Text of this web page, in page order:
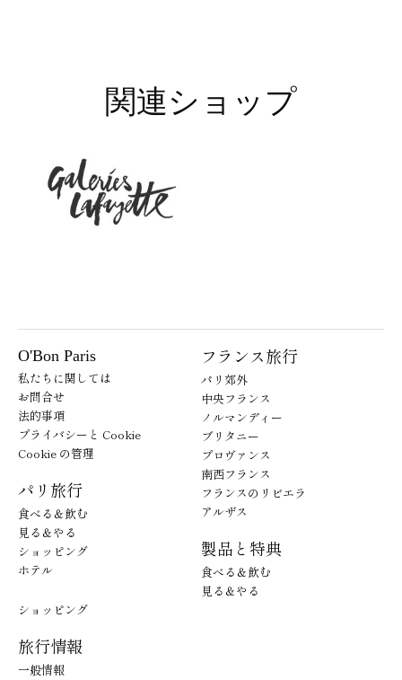
関連ショップ
O'Bon Paris
私たちに関しては
お問合せ
法的事項
プライバシーと Cookie
Cookie の管理
パリ旅行
食べる＆飲む
見る＆やる
ショッピング
ホテル
フランス旅行
パリ郊外
中央フランス
ノルマンディー
ブリタニー
プロヴァンス
南西フランス
フランスのリビエラ
アルザス
製品と特典
食べる＆飲む
見る＆やる
ショッピング
旅行情報
一般情報